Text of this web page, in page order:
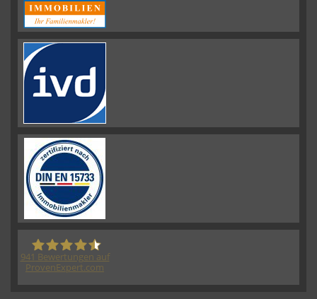
HORN IMMOBILIEN GmbH
941 Bewertungen auf
ProvenExpert.com